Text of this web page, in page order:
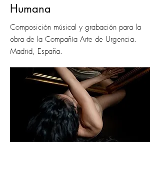
Humana
Composición músical y grabación para la
obra de la Compañía Arte de Urgencia.
Madrid, España.